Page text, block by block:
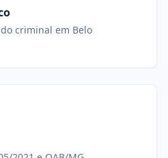
criminal em Belo